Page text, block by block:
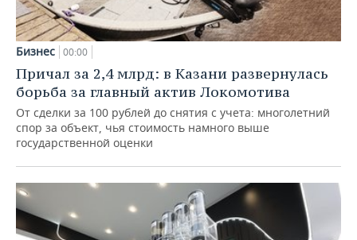
Бизнес 00:00
Причал за 2,4 млрд: в Казани развернулась
борьба за главный актив Локомотива
От сделки за 100 рублей до снятия с учета: многолетний
спор за объект, чья стоимость намного выше
государственной оценки